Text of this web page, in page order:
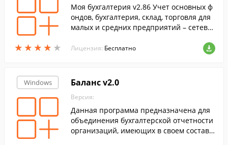
★ ★ ★ ★ ★
★ ★ ★ ★ ★
Моя бухгалтерия v2.86 Учет основных ф
ондов, бухгалтерия, склад, торговля для
малых и средних предприятий – сетева
Лицензия: Бесплатно
Windows Баланс v2.0
Версия:
Данная программа предназначена для
объединения бухгалтерской отчетности
организаций, имеющих в своем составе